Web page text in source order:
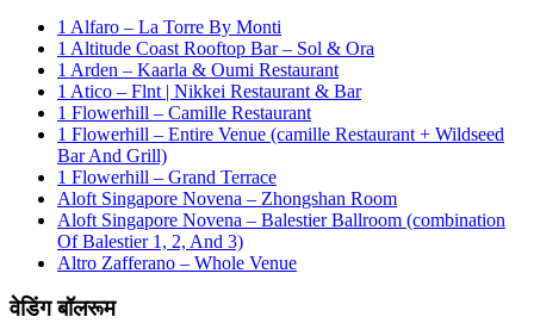
1 Alfaro – La Torre By Monti
1 Altitude Coast Rooftop Bar – Sol & Ora
1 Arden – Kaarla & Oumi Restaurant
1 Atico – Flnt | Nikkei Restaurant & Bar
1 Flowerhill – Camille Restaurant
1 Flowerhill – Entire Venue (camille Restaurant + Wildseed
Bar And Grill)
1 Flowerhill – Grand Terrace
Aloft Singapore Novena – Zhongshan Room
Aloft Singapore Novena – Balestier Ballroom (combination
Of Balestier 1, 2, And 3)
Altro Zafferano – Whole Venue
वेडिंग बॉलरूम